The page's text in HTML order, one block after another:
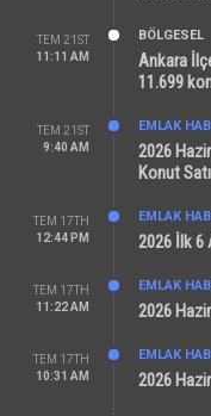
TEM 21ST
11:11 AM
BÖLGESEL
Ankara
11.699
TEM 21ST
9:40 AM
EMLAK
2026
Konut
TEM 17TH
12:44 PM
EMLAK
2026 İlk 6
TEM 17TH
11:22 AM
EMLAK
2026
TEM 17TH
10:31 AM
EMLAK
2026